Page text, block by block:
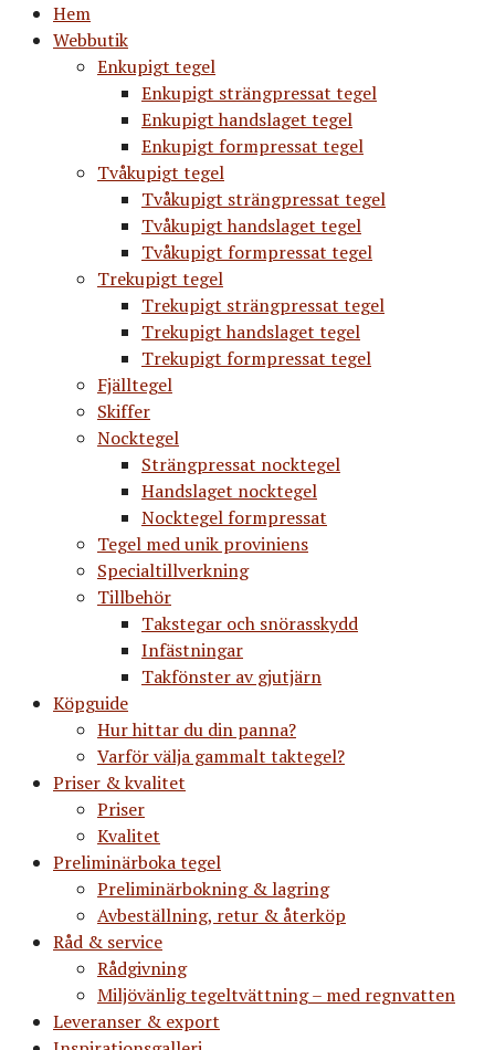
Hem
Webbutik
Enkupigt tegel
Enkupigt strängpressat tegel
Enkupigt handslaget tegel
Enkupigt formpressat tegel
Tvåkupigt tegel
Tvåkupigt strängpressat tegel
Tvåkupigt handslaget tegel
Tvåkupigt formpressat tegel
Trekupigt tegel
Trekupigt strängpressat tegel
Trekupigt handslaget tegel
Trekupigt formpressat tegel
Fjälltegel
Skiffer
Nocktegel
Strängpressat nocktegel
Handslaget nocktegel
Nocktegel formpressat
Tegel med unik proviniens
Specialtillverkning
Tillbehör
Takstegar och snörasskydd
Infästningar
Takfönster av gjutjärn
Köpguide
Hur hittar du din panna?
Varför välja gammalt taktegel?
Priser & kvalitet
Priser
Kvalitet
Preliminärboka tegel
Preliminärbokning & lagring
Avbeställning, retur & återköp
Råd & service
Rådgivning
Miljövänlig tegeltvättning – med regnvatten
Leveranser & export